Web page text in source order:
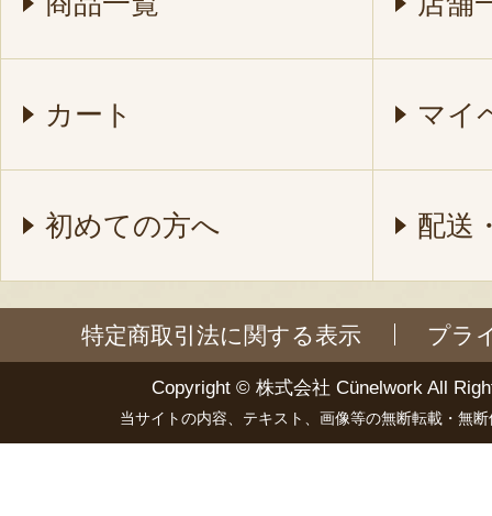
カート マイ
初めての方へ 配送
特定商取引法に関する表示 プラ
Copyright © 株式会社 Cünelwork All
当サイトの内容、テキスト、画像等の無断転載・無